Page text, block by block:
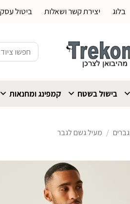
בלוג יצירת קשר ושאלות ביטול
חיפוש
עבור:
בישול בשטח קמפינג ומחנאות
גברים / מעיל גשם לגבר